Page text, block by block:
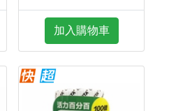
加入購物車